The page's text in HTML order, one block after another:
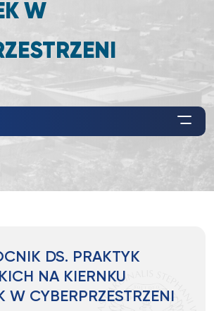
W
DS. PRAKTYK
NA KIERNKU
W CYBERPRZESTRZENI